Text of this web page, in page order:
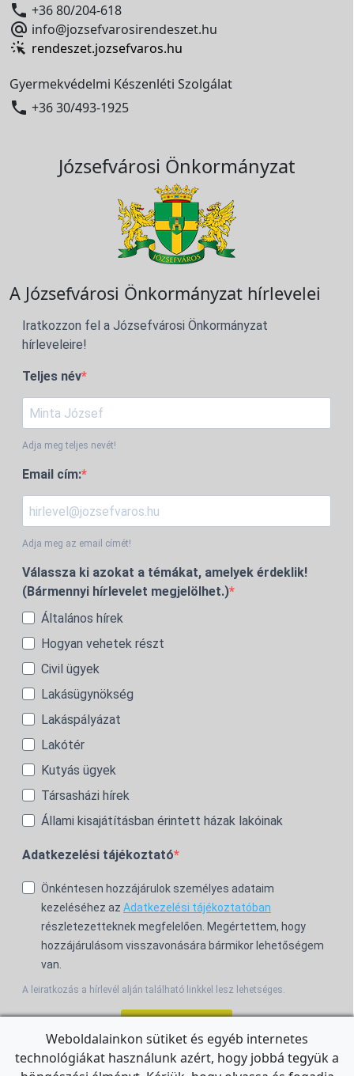
 +36 80/204-618
 info@jozsefvarosirendeszet.hu
rendeszet.jozsefvaros.hu
Gyermekvédelmi Készenléti Szolgálat
 +36 30/493-1925
Józsefvárosi Önkormányzat
A Józsefvárosi Önkormányzat hírlevelei
Iratkozzon fel a Józsefvárosi Önkormányzat
hírleveleire!
Teljes név
Adja meg teljes nevét!
Email cím:
Adja meg az email címét!
Válassza ki azokat a témákat, amelyek érdeklik!
(Bármennyi hírlevelet megjelölhet.)
Általános hírek
Hogyan vehetek részt
Civil ügyek
Lakásügynökség
Lakáspályázat
Lakótér
Kutyás ügyek
Társasházi hírek
Állami kisajátításban érintett házak lakóinak
Adatkezelési tájékoztató
Önkéntesen hozzájárulok személyes adataim
kezeléséhez az Adatkezelési tájékoztatóban
részletezetteknek megfelelően. Megértettem, hogy
hozzájárulásom visszavonására bármikor lehetőségem
van.
A leiratkozás a hírlevél alján található linkkel lesz lehetséges.
For the English Newsletter, clickHERE.
Weboldalainkon sütiket és egyéb internetes
technológiákat használunk azért, hogy jobbá tegyük a